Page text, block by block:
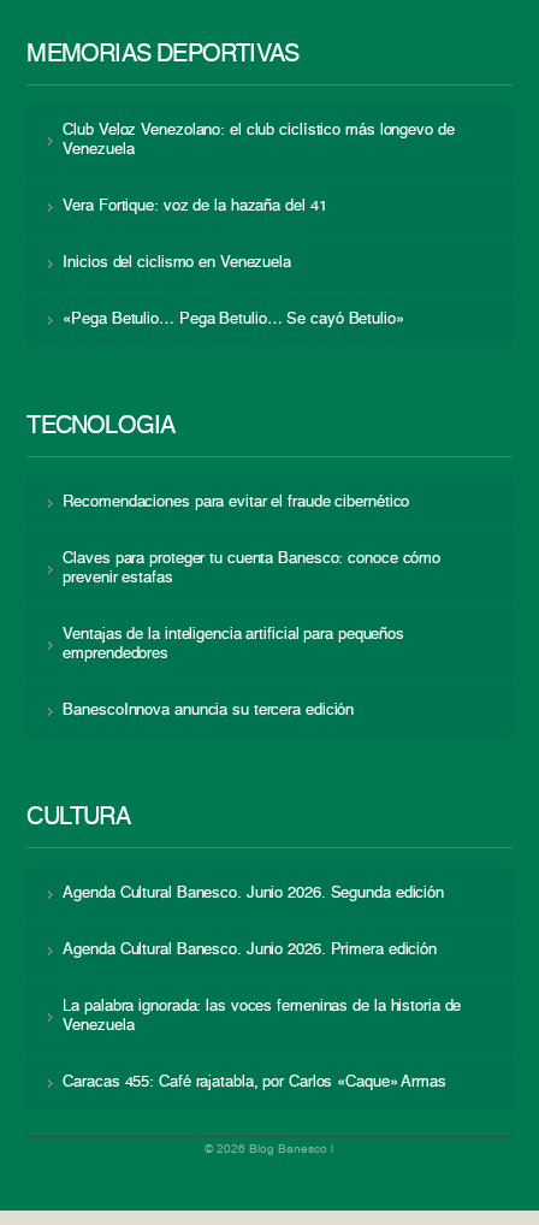
MEMORIAS DEPORTIVAS
Club Veloz Venezolano: el club ciclístico más longevo de
Venezuela
Vera Fortique: voz de la hazaña del 41
Inicios del ciclismo en Venezuela
«Pega Betulio… Pega Betulio… Se cayó Betulio»
TECNOLOGÍA
Recomendaciones para evitar el fraude cibernético
Claves para proteger tu cuenta Banesco: conoce cómo
prevenir estafas
Ventajas de la inteligencia artificial para pequeños
emprendedores
BanescoInnova anuncia su tercera edición
CULTURA
Agenda Cultural Banesco. Junio 2026. Segunda edición
Agenda Cultural Banesco. Junio 2026. Primera edición
La palabra ignorada: las voces femeninas de la historia de
Venezuela
Caracas 455: Café rajatabla, por Carlos «Caque» Armas
© 2026 Blog Banesco |